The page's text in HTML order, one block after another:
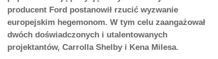
producent Ford postanowił rzucić wyzwanie
europejskim hegemonom. W tym celu zaangażował
dwóch doświadczonych i utalentowanych
projektantów, Carrolla Shelby i Kena Milesa.